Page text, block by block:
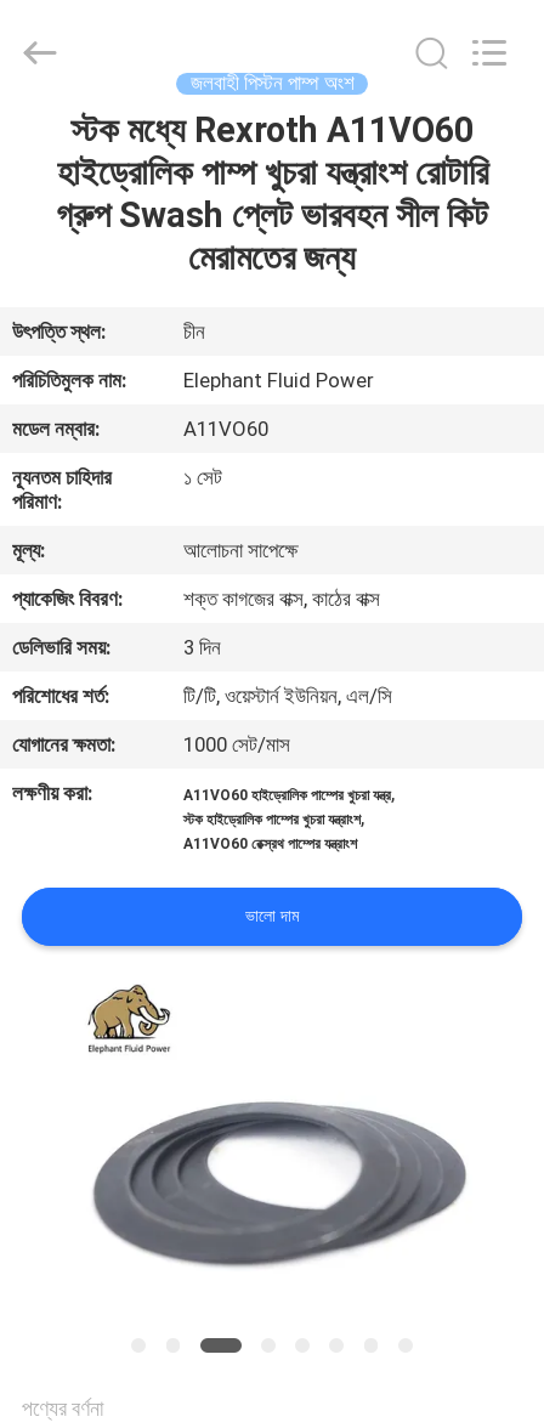
সম্পর্কে
নিয়ন্ত্রণ
যোগাযোগ
করুন
খবর
সাইট
PRIVACY
Power
Co.,Ltd.
জলবাহী পিস্টন পাম্প অংশ
স্টক মধ্যে Rexroth A11VO60
হাইড্রোলিক পাম্প খুচরা যন্ত্রাংশ রোটারি
গ্রুপ Swash প্লেট ভারবহন সীল কিট
মেরামতের জন্য
উৎপত্তি স্থল:
চীন
পরিচিতিমুলক নাম:
Elephant Fluid Power
মডেল নম্বার:
A11VO60
ন্যূনতম চাহিদার
পরিমাণ:
১ সেট
মূল্য:
আলোচনা সাপেক্ষে
প্যাকেজিং বিবরণ:
শক্ত কাগজের বাক্স, কাঠের বাক্স
ডেলিভারি সময়:
3 দিন
পরিশোধের শর্ত:
টি/টি, ওয়েস্টার্ন ইউনিয়ন, এল/সি
যোগানের ক্ষমতা:
1000 সেট/মাস
লক্ষণীয় করা:
A11VO60 হাইড্রোলিক পাম্পের খুচরা যন্ত্র,
স্টক হাইড্রোলিক পাম্পের খুচরা যন্ত্রাংশ,
A11VO60 রেক্স্রথ পাম্পের যন্ত্রাংশ
ভালো দাম
পণ্যের বর্ণনা